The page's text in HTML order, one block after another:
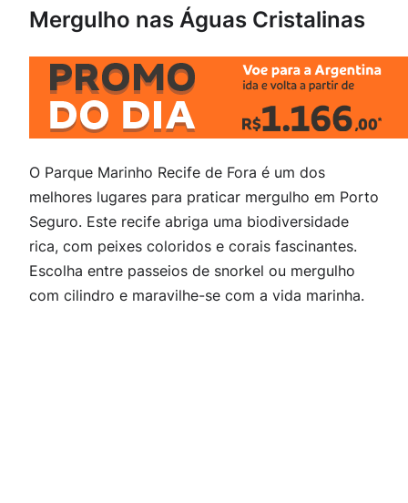
Mergulho nas Águas Cristalinas
O Parque Marinho Recife de Fora é um dos
melhores lugares para praticar mergulho em Porto
Seguro. Este recife abriga uma biodiversidade
rica, com peixes coloridos e corais fascinantes.
Escolha entre passeios de snorkel ou mergulho
com cilindro e maravilhe-se com a vida marinha.